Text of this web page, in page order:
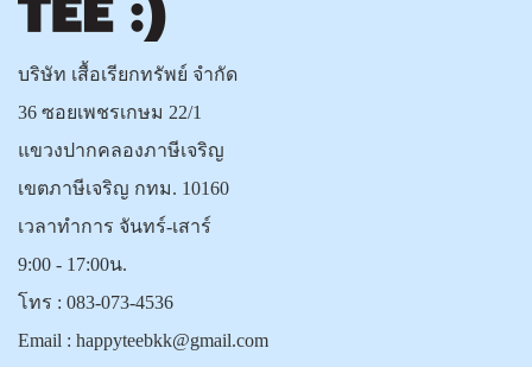
บริษัท เสื้อเรียกทรัพย์ จำกัด
36 ซอยเพชรเกษม 22/1
แขวงปากคลองภาษีเจริญ
เขตภาษีเจริญ กทม. 10160
เวลาทำการ จันทร์-เสาร์
9:00 - 17:00น.
โทร : 083-073-4536
Email : happyteebkk@gmail.com